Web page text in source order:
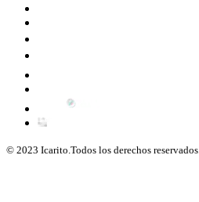
© 2023 Icarito.Todos los derechos reservados.